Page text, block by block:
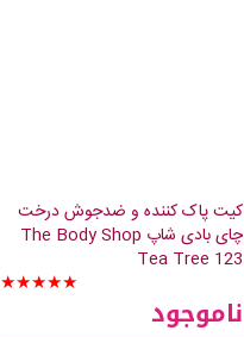
کیت پاک کننده و ضدجوش درخت
چای بادی شاپ The Body Shop
Tea Tree 123
★★★★★
ناموجود